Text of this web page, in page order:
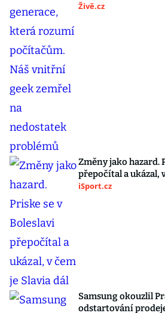
Živě.cz
Změny jako hazard.
přepočítal a ukázal,
iSport.cz
Samsung okouzlil
odstartování